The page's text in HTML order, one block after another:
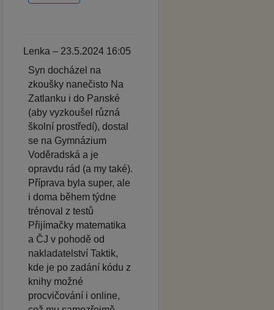
Lenka – 23.5.2024 16:05
Syn docházel na
zkoušky nanečisto Na
Zatlanku i do Panské
(aby vyzkoušel různá
školní prostředí), dostal
se na Gymnázium
Voděradská a je
opravdu rád (a my také).
Příprava byla super, ale
i doma během týdne
trénoval z testů
Přijímačky matematika
a ČJ v pohodě od
nakladatelství Taktik,
kde je po zadání kódu z
knihy možné
procvičování i online,